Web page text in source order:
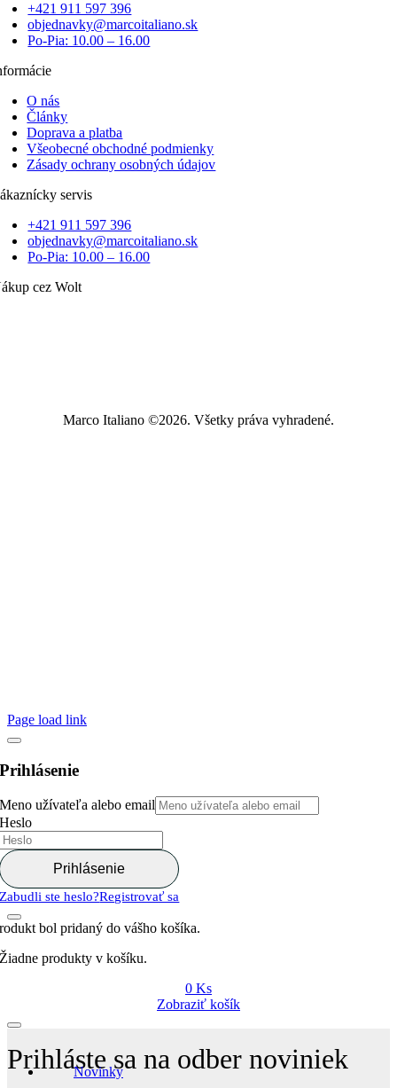
+421 911 597 396
objednavky@marcoitaliano.sk
Po-Pia: 10.00 – 16.00
O nás
Články
Doprava a platba
Všeobecné obchodné podmienky
Zásady ochrany osobných údajov
servis
+421 911 597 396
objednavky@marcoitaliano.sk
Po-Pia: 10.00 – 16.00
cez Wolt
Marco Italiano ©2026. Všetky práva vyhradené.
Page load link
Prihlásenie
Meno užívateľa alebo email
Heslo
Prihlásenie
Zabudli ste heslo?Registrovať sa
bol pridaný do vášho košíka.
Žiadne produkty v košíku.
0 Ks
Zobraziť košík
Novinky
Prihláste sa na odber noviniek